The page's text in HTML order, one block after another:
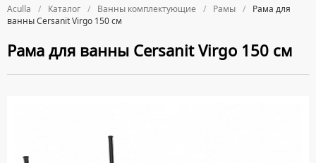
Aculla Каталог Ванны комплектующие Рамы
Рама для
ванны Cersanit Virgo 150 см
Рама для ванны Cersanit Virgo 150 см
ДЕРЖАТЕЛИ
ДИСПЕНСЕРЫ
ПОЛОТЕНЦЕДЕРЖАТЕЛИ
Биде
НАПОЛЬНЫЕ БИДЕ
ПОДВЕСНЫЕ БИДЕ
Ванны
АКРИЛОВЫЕ ВАННЫ
СТАЛЬНЫЕ ВАННЫ
ДОСТАВКА
ОПЛАТА